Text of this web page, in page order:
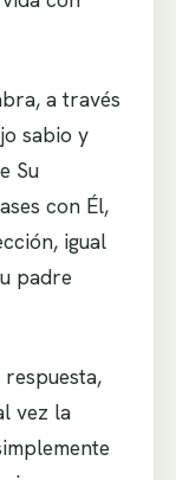
a través
sabio y
Su
con Él,
igual
padre
vez la